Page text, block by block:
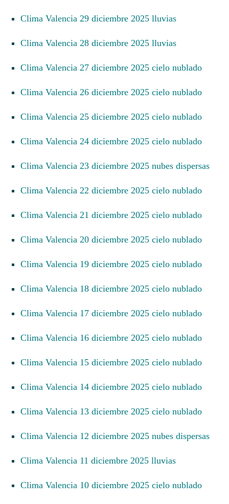
Clima Valencia 29 diciembre 2025 lluvias
Clima Valencia 28 diciembre 2025 lluvias
Clima Valencia 27 diciembre 2025 cielo nublado
Clima Valencia 26 diciembre 2025 cielo nublado
Clima Valencia 25 diciembre 2025 cielo nublado
Clima Valencia 24 diciembre 2025 cielo nublado
Clima Valencia 23 diciembre 2025 nubes dispersas
Clima Valencia 22 diciembre 2025 cielo nublado
Clima Valencia 21 diciembre 2025 cielo nublado
Clima Valencia 20 diciembre 2025 cielo nublado
Clima Valencia 19 diciembre 2025 cielo nublado
Clima Valencia 18 diciembre 2025 cielo nublado
Clima Valencia 17 diciembre 2025 cielo nublado
Clima Valencia 16 diciembre 2025 cielo nublado
Clima Valencia 15 diciembre 2025 cielo nublado
Clima Valencia 14 diciembre 2025 cielo nublado
Clima Valencia 13 diciembre 2025 cielo nublado
Clima Valencia 12 diciembre 2025 nubes dispersas
Clima Valencia 11 diciembre 2025 lluvias
Clima Valencia 10 diciembre 2025 cielo nublado